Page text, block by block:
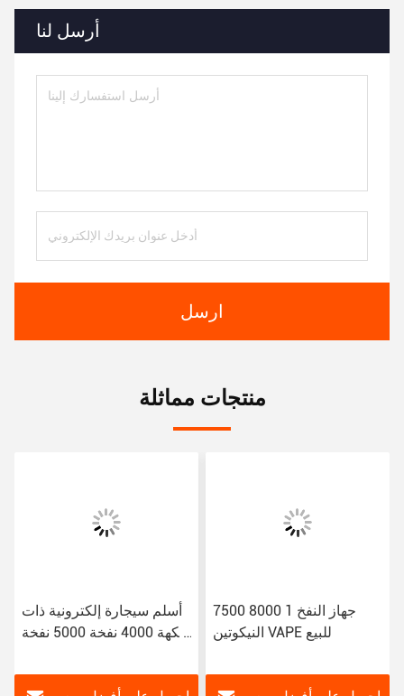
أرسل لنا
ارسل
منتجات مماثلة
أسلم سيجارة إلكترونية ذات
نكهة 4000 نفخة 5000 نفخة
7500 8000 جهاز النفخ 1
النيكوتين VAPE للبيع